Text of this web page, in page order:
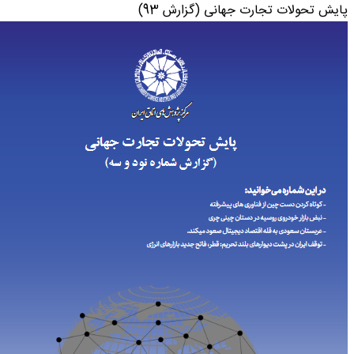
تحولات تجارت جهانی (گزارش 93)